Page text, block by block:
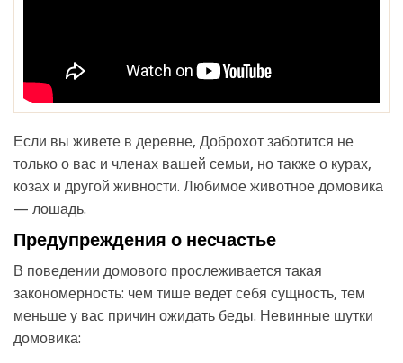
Если вы живете в деревне, Доброхот заботится не
только о вас и членах вашей семьи, но также о курах,
козах и другой живности. Любимое животное домовика
— лошадь.
Предупреждения о несчастье
В поведении домового прослеживается такая
закономерность: чем тише ведет себя сущность, тем
меньше у вас причин ожидать беды. Невинные шутки
домовика: